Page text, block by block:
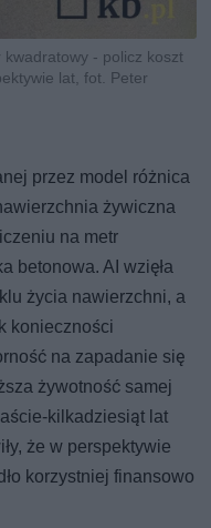
kwadratowy - policz koszt
lat, fot. Peter
przez model różnica
żywiczna
na metr
betonowa. AI wzięła
życia nawierzchni, a
konieczności
na zapadanie się
żywotność samej
kilkadziesiąt lat
że w perspektywie
korzystniej finansowo